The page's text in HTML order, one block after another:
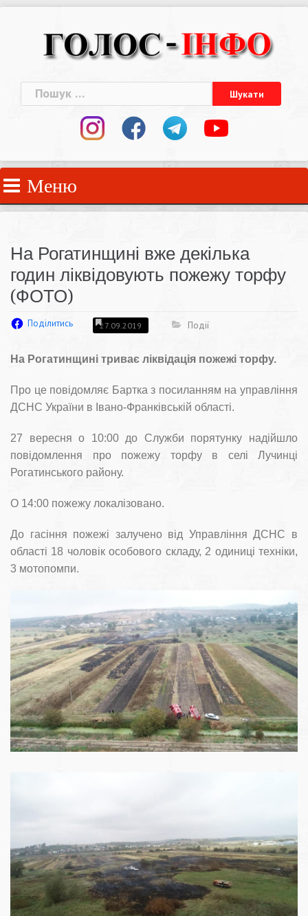
Пошук:
Меню
На Рогатинщині вже декілька
годин ліквідовують пожежу торфу
(ФОТО)
Поділитись 27.09.2019 Події
На Рогатинщині триває ліквідація пожежі торфу.
Про це повідомляє Бартка з посиланням на управління
ДСНС України в Івано-Франківській області.
27 вересня о 10:00 до Служби порятунку надійшло
повідомлення про пожежу торфу в селі Лучинці
Рогатинського району.
О 14:00 пожежу локалізовано.
До гасіння пожежі залучено від Управління ДСНС в
області 18 чоловік особового складу, 2 одиниці техніки,
3 мотопомпи.